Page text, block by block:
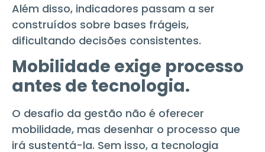
Além disso, indicadores passam a ser
construídos sobre bases frágeis,
dificultando decisões consistentes.
Mobilidade exige processo
antes de tecnologia.
O desafio da gestão não é oferecer
mobilidade, mas desenhar o processo que
irá sustentá-la. Sem isso, a tecnologia